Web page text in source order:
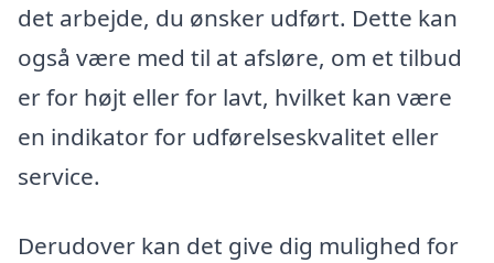
det arbejde, du ønsker udført. Dette kan
også være med til at afsløre, om et tilbud
er for højt eller for lavt, hvilket kan være
en indikator for udførelseskvalitet eller
service.
Derudover kan det give dig mulighed for